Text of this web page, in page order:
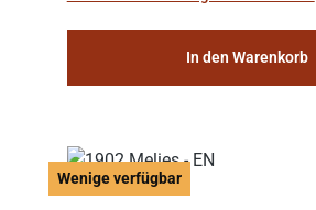
In den Warenkorb
Wenige verfügbar